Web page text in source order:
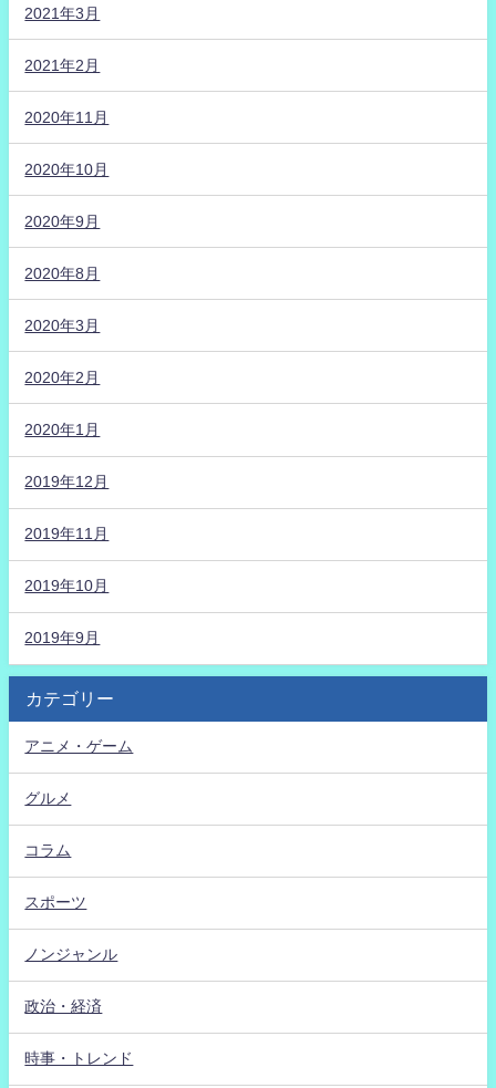
2021年3月
2021年2月
2020年11月
2020年10月
2020年9月
2020年8月
2020年3月
2020年2月
2020年1月
2019年12月
2019年11月
2019年10月
2019年9月
カテゴリー
アニメ・ゲーム
グルメ
コラム
スポーツ
ノンジャンル
政治・経済
時事・トレンド